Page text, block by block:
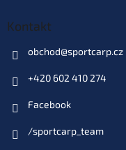
Kontakt
obchod@sportcarp.cz
+420 602 410 274
Facebook
/sportcarp_team